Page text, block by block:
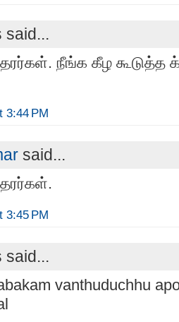
said...
நீங்க கீழ கூடுத்த
3:44 PM
said...
3:45 PM
said...
vanthuduchhu